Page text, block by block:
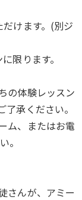
けます。(別ジ
限ります。
の体験レッスン
承ください。
ム、またはお電
。
さんが、アミー